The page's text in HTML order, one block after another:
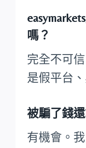
嗎？
完全不可
是假平台
被騙了錢
有機會。